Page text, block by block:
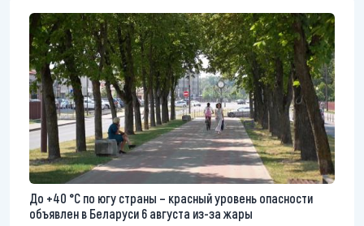
До +40 °С по югу страны – красный уровень опасности
объявлен в Беларуси 6 августа из-за жары